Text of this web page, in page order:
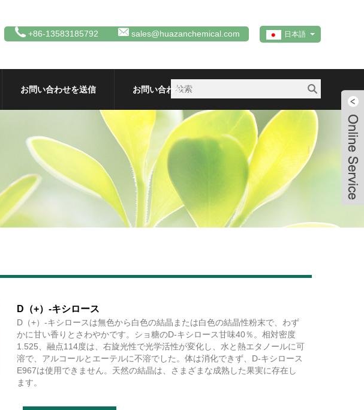
日本語
+86-13583185792 sales@huazanchemical.com
お問い合わせを送信 お問い合わせ
D（+）-キシロース
D（+）-キシロースは無色から白色の結晶または白色の結晶性粉末で、わず
かに甘い香りとさわやかです。ショ糖のD-キシロース甘味40％。相対密度
1.525、融点114度は、右旋光性で光学活性が変化し、水と熱エタノールに可
溶で、アルコールとエーテルに不溶でした。体は消化できず、D-キシロース
E967は使用できません。天然の結晶は、さまざまな成熟した果実に存在し
ます。